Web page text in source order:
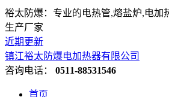
裕太防爆：专业的电热管,熔盐炉,电加
生产厂家
近期更新
镇江裕太防爆电加热器有限公司
咨询电话： 0511-88531546
首页